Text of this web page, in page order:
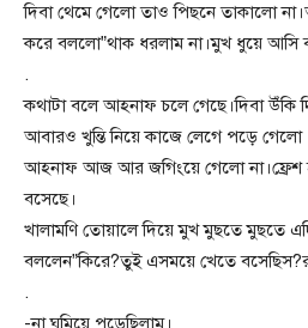
দিবা থেমে গেলো তাও পিছনে তাকালো
করে বললো”থাক ধরলাম না।মুখ ধুয়ে আসি
.
কথাটা বলে আহনাফ চলে গেছে।দিবা উঁকি
আবারও খুন্তি নিয়ে কাজে লেগে পড়ে গেলো
আহনাফ আজ আর জগিংয়ে গেলো না।ফ্রেশ
বসেছে।
খালামণি তোয়ালে দিয়ে মুখ মুছতে মুছতে
বললেন”কিরে?তুই এসময়ে খেতে
.
-না ঘুমিয়ে পড়েছিলাম।